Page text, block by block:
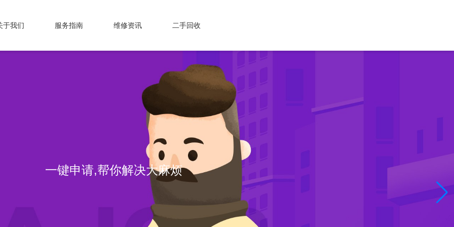
于我们 服务指南 维修资讯 二手回收
一键申请,帮你解决大麻烦